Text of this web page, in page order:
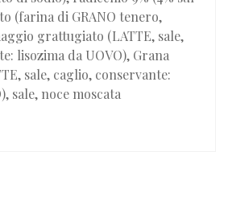
(farina di GRANO tenero,
grattugiato (LATTE, sale,
lisozima da UOVO), Grana
sale, caglio, conservante:
sale, noce moscata